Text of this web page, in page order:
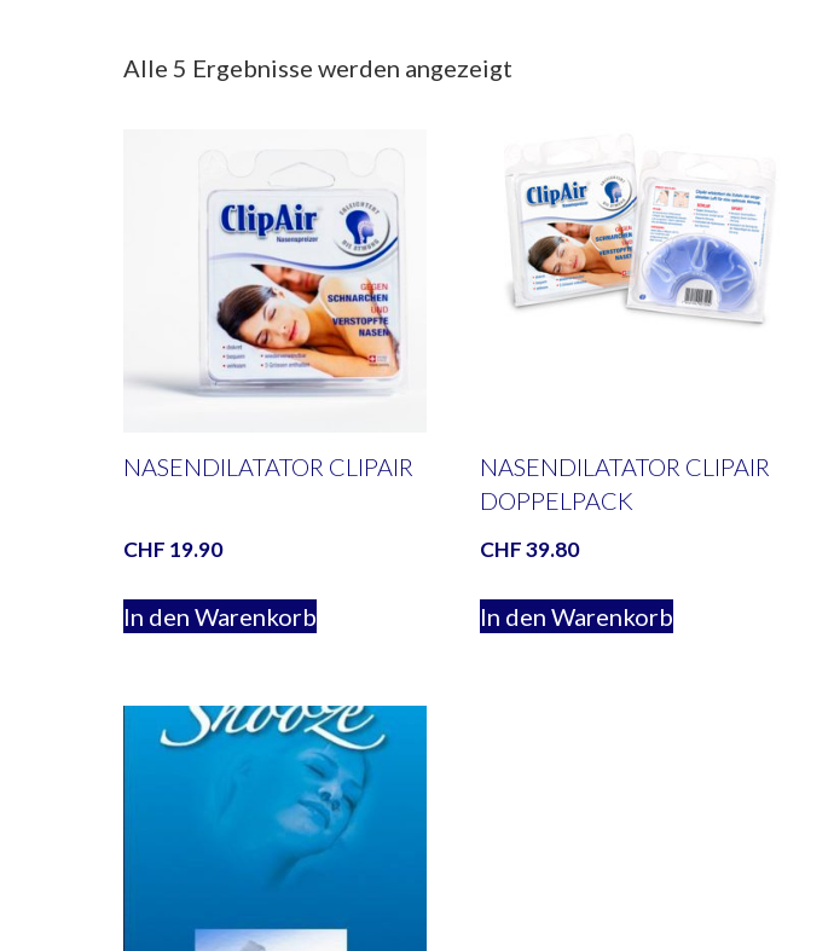
Alle 5 Ergebnisse werden angezeigt
NASENDILATATOR CLIPAIR
CHF 19.90
In den Warenkorb
NASENDILATATOR CLIPAIR
DOPPELPACK
CHF39.80
In den Warenkorb